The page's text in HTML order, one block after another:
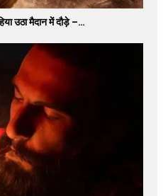
उठा मैदान में दौड़े –…